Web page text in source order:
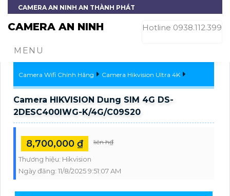
CAMERA AN NINH AN THÀNH PHÁT
CAMERA AN NINH Hotline 0938.112.399
MENU
Camera Wifi Chính Hãng Camera Hikvision Ultra 4K
Camera HIKVISION Dung SIM 4G DS-
2DESC400IWG-K/4G/C09S20
8,700,000 ₫ liên h₫
Thương hiệu: Hikvision
Ngày đăng: 11/8/2025 9:51:07 AM